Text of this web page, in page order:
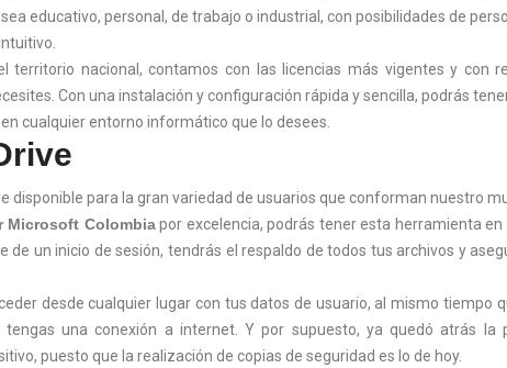
educativo, personal, de trabajo o industrial, con posibilidades de
territorio nacional, contamos con las licencias más vigentes y con
Con una instalación y configuración rápida y sencilla, podrás
cualquier entorno informático que lo desees.
disponible para la gran variedad de usuarios que conforman nuestro
Microsoft Colombiapor excelencia, podrás tener esta herramienta en
de un inicio de sesión, tendrás el respaldo de todos tus archivos y
desde cualquier lugar con tus datos de usuario, al mismo tiempo
una conexión a internet. Y por supuesto, ya quedó atrás la
puesto que la realización de copias de seguridad es lo de hoy.